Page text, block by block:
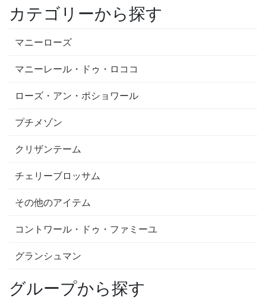
カテゴリーから探す
マニーローズ
マニーレール・ドゥ・ロココ
ローズ・アン・ポショワール
プチメゾン
クリザンテーム
チェリーブロッサム
その他のアイテム
コントワール・ドゥ・ファミーユ
グランシュマン
グループから探す